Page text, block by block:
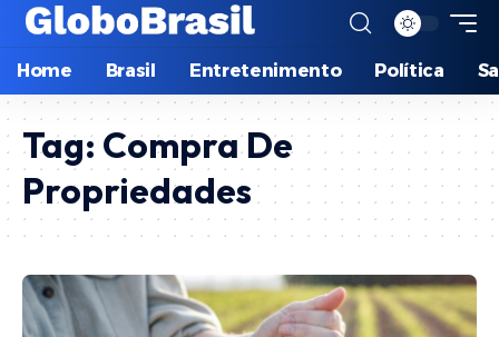
Home Brasil Entretenimento Política
Tag: Compra De
Propriedades